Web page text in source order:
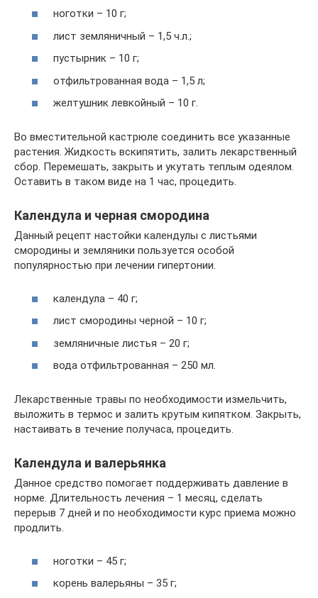
ноготки – 10 г;
лист земляничный – 1,5 ч.л.;
пустырник – 10 г;
отфильтрованная вода – 1,5 л;
желтушник левкойный – 10 г.
Во вместительной кастрюле соединить все указанные
растения. Жидкость вскипятить, залить лекарственный
сбор. Перемешать, закрыть и укутать теплым одеялом.
Оставить в таком виде на 1 час, процедить.
Календула и черная смородина
Данный рецепт настойки календулы с листьями
смородины и земляники пользуется особой
популярностью при лечении гипертонии.
календула – 40 г;
лист смородины черной – 10 г;
земляничные листья – 20 г;
вода отфильтрованная – 250 мл.
Лекарственные травы по необходимости измельчить,
выложить в термос и залить крутым кипятком. Закрыть,
настаивать в течение получаса, процедить.
Календула и валерьянка
Данное средство помогает поддерживать давление в
норме. Длительность лечения – 1 месяц, сделать
перерыв 7 дней и по необходимости курс приема можно
продлить.
ноготки – 45 г;
корень валерьяны – 35 г;